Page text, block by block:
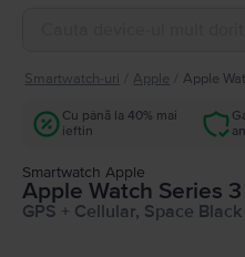
Smartwatch-uri Apple Apple
Cu până la 40% mai
ieftin
Smartwatch Apple
Apple Watch Series
GPS + Cellular, Space